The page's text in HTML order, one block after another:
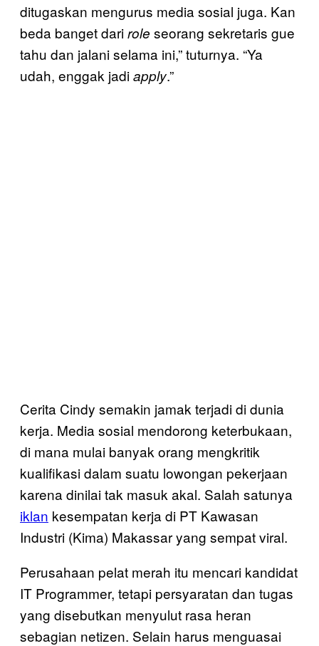
ditugaskan mengurus media sosial juga. Kan
beda banget darirole seorang sekretaris gue
tahu dan jalani selama ini,” tuturnya. “Ya
udah, enggak jadiapply.”
Cerita Cindy semakin jamak terjadi di dunia
kerja. Media sosial mendorong keterbukaan,
di mana mulai banyak orang mengkritik
kualifikasi dalam suatu lowongan pekerjaan
karena dinilai tak masuk akal. Salah satunya
iklan kesempatan kerja di PT Kawasan
Industri (Kima) Makassar yang sempat viral.
Perusahaan pelat merah itu mencari kandidat
IT Programmer, tetapi persyaratan dan tugas
yang disebutkan menyulut rasa heran
sebagian netizen. Selain harus menguasai